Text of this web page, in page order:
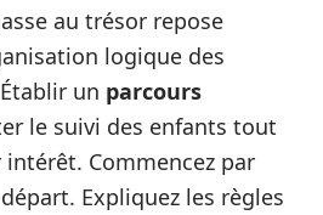
au trésor repose
logique des
un parcours
le suivi des enfants tout
Commencez par
Expliquez les règles